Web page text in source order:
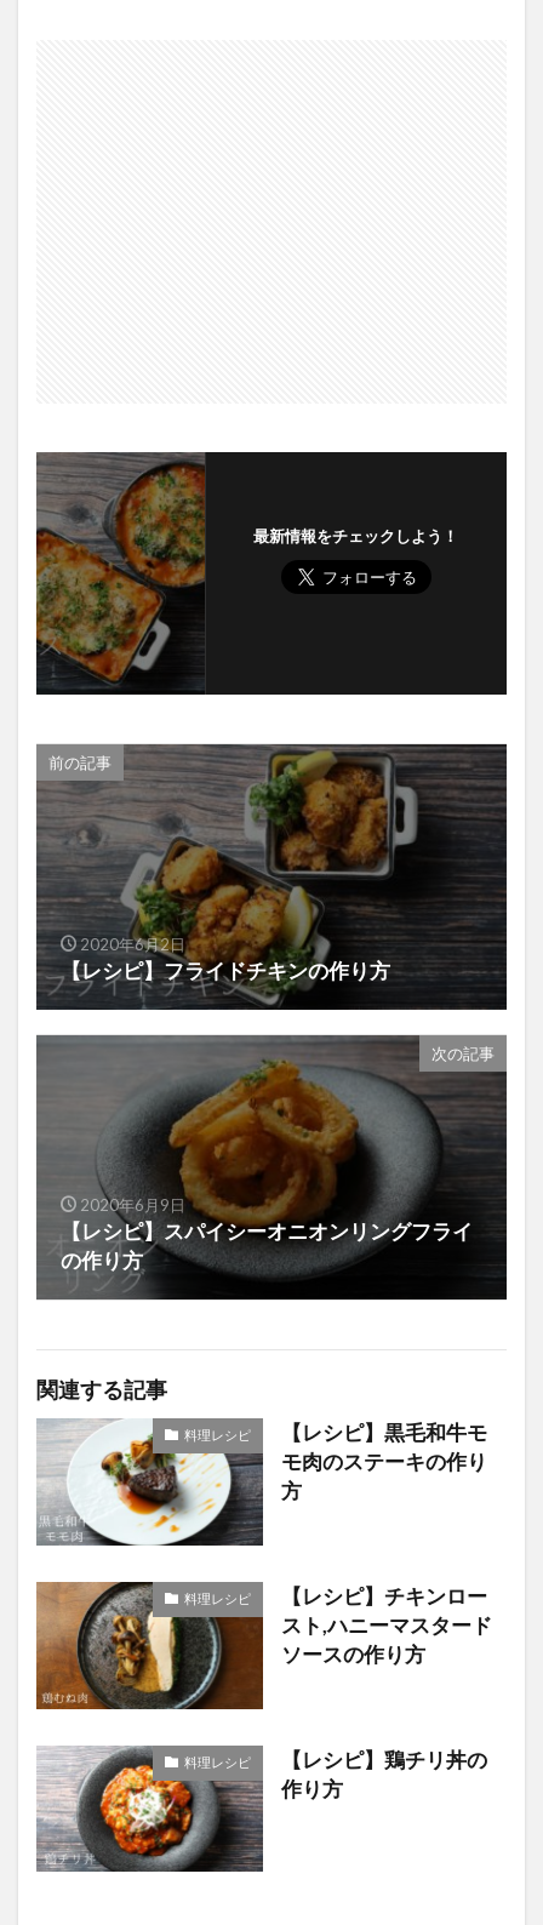
最新情報をチェックしよう！
前の記事
2020年6月2日
【レシピ】フライドチキンの作り方
次の記事
2020年6月9日
【レシピ】スパイシーオニオンリングフライ
の作り方
関連する記事
料理レシピ
【レシピ】黒毛和牛モ
モ肉のステーキの作り
方
料理レシピ
【レシピ】チキンロー
スト,ハニーマスタード
ソースの作り方
料理レシピ
【レシピ】鶏チリ丼の
作り方